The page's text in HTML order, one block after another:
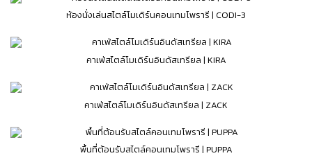
ห้องนั่งเล่นสไตล์โมเดิร์นคอนเทมโพรารี | CODI-3
คาเฟ่สไตล์โมเดิร์นอินดัสเทรียล | KIRA
คาเฟ่สไตล์โมเดิร์นอินดัสเทรียล | ZACK
พื้นที่ต้อนรับสไตล์คอนเทมโพรารี | PUPPA